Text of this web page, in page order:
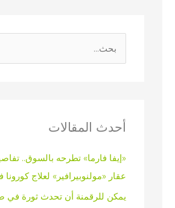
ث
ن
:
أحدث المقالات
«إيفا فارما» تطرحه بالسوق..
عقار «مولنوبيرافير» لعلاج
يمكن للرقمنة أن تحدث ثورة في